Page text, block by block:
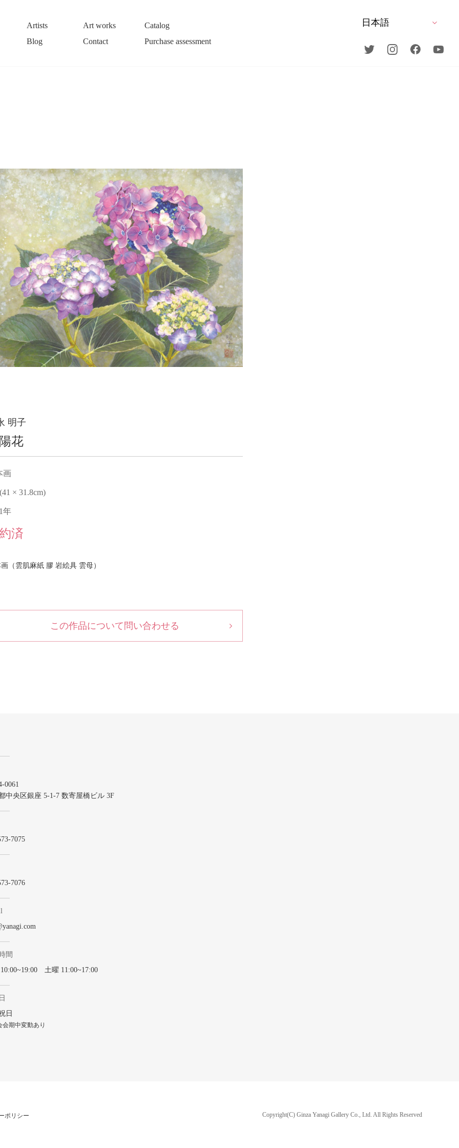
Artists Art works
Catalog
Blog
Contact Purchase assessment
明子
花
画
× 31.8cm)
年
済
（雲肌麻紙 膠 岩絵具 雲母）
この作品について問い合わせる
0061
中央区銀座 5-1-7 数寄屋橋ビル 3F
7075
7076
間
土曜 11:00~17:00
日
会期中変動あり
ポリシー Copyright(C) Ginza Yanagi Gallery Co., Ltd. All Rights Reserved